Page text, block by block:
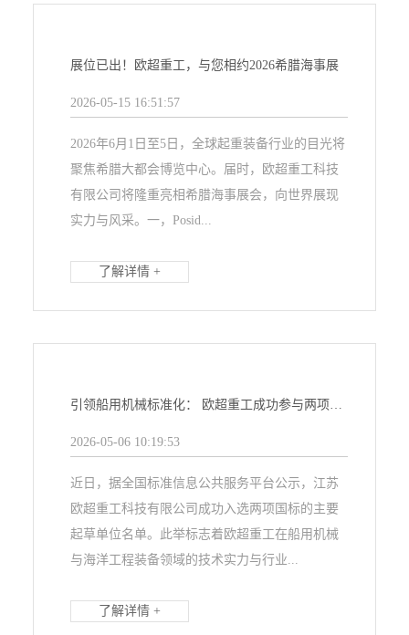
展位已出！欧超重工，与您相约2026希腊海事展
2026-05-15 16:51:57
2026年6月1日至5日，全球起重装备行业的目光将
聚焦希腊大都会博览中心。届时，欧超重工科技
有限公司将隆重亮相希腊海事展会，向世界展现
实力与风采。一，Posid...
了解详情 +
引领船用机械标准化： 欧超重工成功参与两项国标起草
2026-05-06 10:19:53
近日，据全国标准信息公共服务平台公示，江苏
欧超重工科技有限公司成功入选两项国标的主要
起草单位名单。此举标志着欧超重工在船用机械
与海洋工程装备领域的技术实力与行业...
了解详情 +